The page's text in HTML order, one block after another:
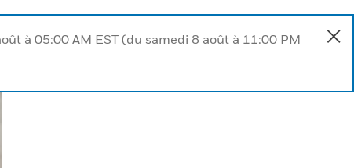
à 05:00 AM EST (du samedi 8 août à 11:00 PM